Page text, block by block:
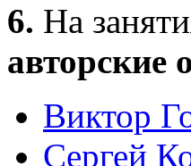
6. На
авторские
Виктор
Сергей